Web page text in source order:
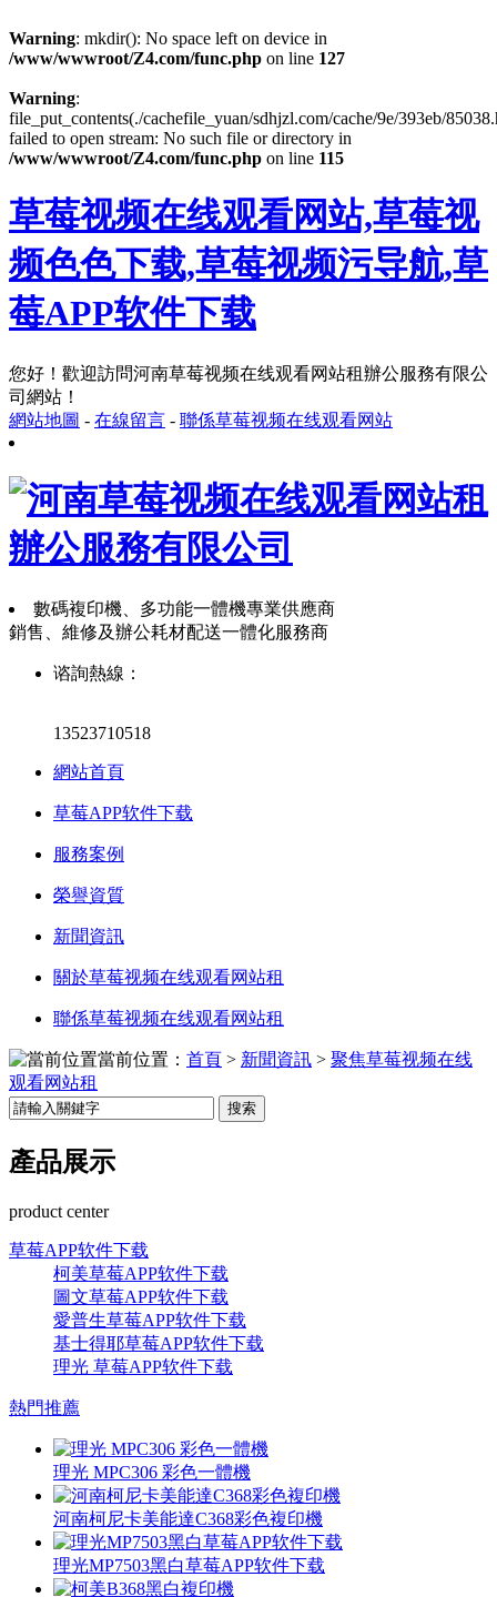
Warning: mkdir(): No space left on device in
/www/wwwroot/Z4.com/func.php on line 127
Warning:
file_put_contents(./cachefile_yuan/sdhjzl.com/cache/9e/393eb/
failed to open stream: No such file or directory in
/www/wwwroot/Z4.com/func.php on line 115
草莓视频在线观看网站,草莓视
频色色下载,草莓视频污导航,草
莓APP软件下载
您好！歡迎訪問河南草莓视频在线观看网站租辦公服務有限公
司網站！
網站地圖 - 在線留言 - 聯係草莓视频在线观看网站
數碼複印機、多功能一體機專業供應商
銷售、維修及辦公耗材配送一體化服務商
谘詢熱線：
13523710518
網站首頁
草莓APP软件下载
服務案例
榮譽資質
新聞資訊
關於草莓视频在线观看网站租
聯係草莓视频在线观看网站租
當前位置： 首頁 > 新聞資訊 > 聚焦草莓视频在线
观看网站租
搜索
產品展示
product center
草莓APP软件下载
柯美草莓APP软件下载
圖文草莓APP软件下载
愛普生草莓APP软件下载
基士得耶草莓APP软件下载
理光 草莓APP软件下载
熱門推薦
理光 MPC306 彩色一體機
河南柯尼卡美能達C368彩色複印機
理光MP7503黑白草莓APP软件下载